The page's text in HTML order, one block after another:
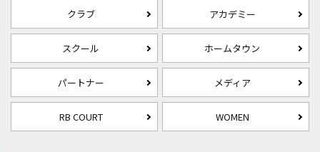
クラブ アカデミー
スクール ホームタウン
パートナー メディア
RB COURT WOMEN